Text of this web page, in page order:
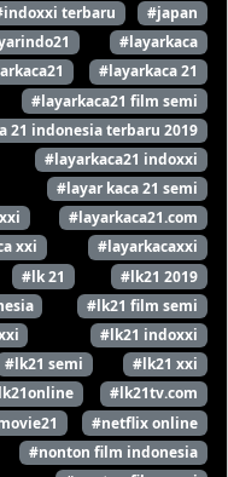
terbaru
#japan
#layarkaca
#layarkaca 21
#layarkaca21 film semi
21 indonesia terbaru 2019
#layarkaca21 indoxxi
#layar kaca 21 semi
#layarkaca21.com
xxi
#layarkacaxxi
#lk 21
#lk21 2019
#lk21 film semi
#lk21 indoxxi
#lk21 semi
#lk21 xxi
#lk21tv.com
#netflix online
#nonton film indonesia